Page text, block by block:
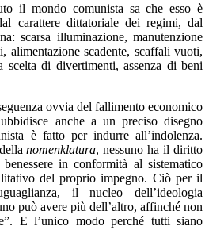
comunista sa che esso è
carattere dittatoriale dei regimi, dal
scarsa illuminazione, manutenzione
alimentazione scadente, scaffali vuoti,
scelta di divertimenti, assenza di beni
ovvia del fallimento economico
anche a un preciso disegno
è fatto per indurre all’indolenza.
nomenklatura, nessuno ha il diritto
in conformità al sistematico
del proprio impegno. Ciò per il
il nucleo dell’ideologia
può avere più dell’altro, affinché non
E l’unico modo perché tutti siano